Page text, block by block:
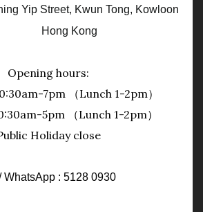
Street, Kwun Tong, Kowloon
Hong Kong
Opening hours:
7pm （Lunch 1-2pm）
5pm （Lunch 1-2pm）
Holiday close
WhatsApp : 5128 0930